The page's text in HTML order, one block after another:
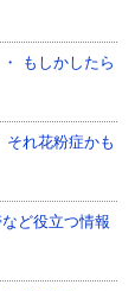
もしかしたら
それ花粉症かも
ど役立つ情報